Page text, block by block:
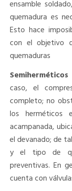
ensamble
quemadura es
Esto hace
con el objetivo
quemaduras
caso, el
completo; no
los
acampanada,
el devanado; de
y el tipo de
preventivas. En
cuenta con